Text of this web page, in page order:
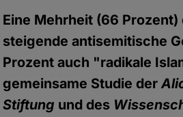
Eine Mehrheit (66
steigende antisemitische
Prozent auch "radikale
gemeinsame Studie der
Stiftung und des